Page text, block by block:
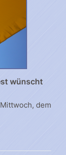
wünscht
dem